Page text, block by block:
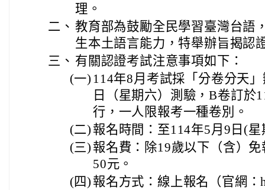
理。
二、 教育部為鼓勵全民學習臺灣台語
生本土語言能力，特舉辦旨揭認
三、 有關認證考試注意事項如下：
(一) 114年8月考試採「分卷分天
日（星期六）測驗，B卷訂於
行，一人限報考一種卷別。
(二) 報名時間：至114年5月9日(
(三) 報名費：除19歲以下（含）
50元。
(四) 報名方式：線上報名（官網